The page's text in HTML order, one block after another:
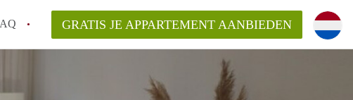
GRATIS JE APPARTEMENT AANBIEDEN